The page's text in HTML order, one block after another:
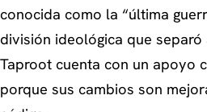
conocida como la “última
división ideológica que
Taproot cuenta con un apoyo
porque sus cambios son